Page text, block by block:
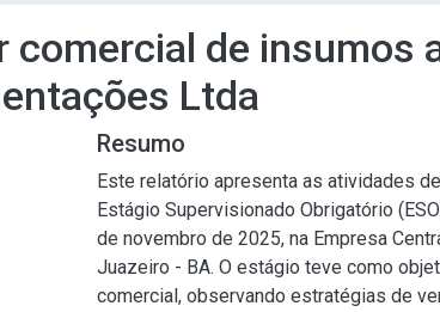
comercial de insumos
Ltda
Resumo
Este relatório apresenta as atividades
Estágio Supervisionado Obrigatório
de novembro de 2025, na Empresa
Juazeiro - BA. O estágio teve como
comercial, observando estratégias de